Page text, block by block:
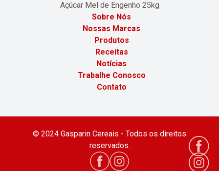
Açúcar Mel de Engenho 25kg
Sobre Nós
Nossas Marcas
Produtos
Receitas
Notícias
Trabalhe Conosco
Contato
© 2024 Gasparin Cereais - Todos os direitos
reservados.